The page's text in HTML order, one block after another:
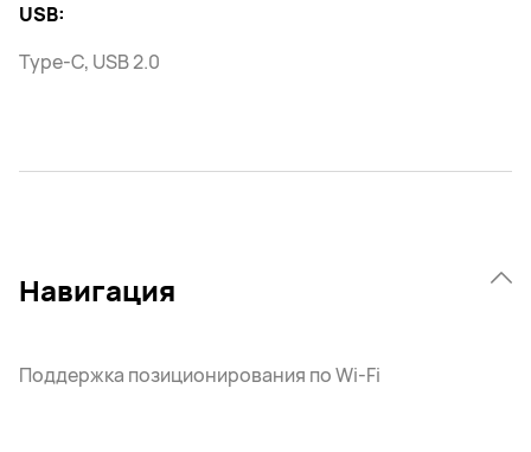
USB:
Type-C, USB 2.0
Навигация
Поддержка позиционирования по Wi-Fi